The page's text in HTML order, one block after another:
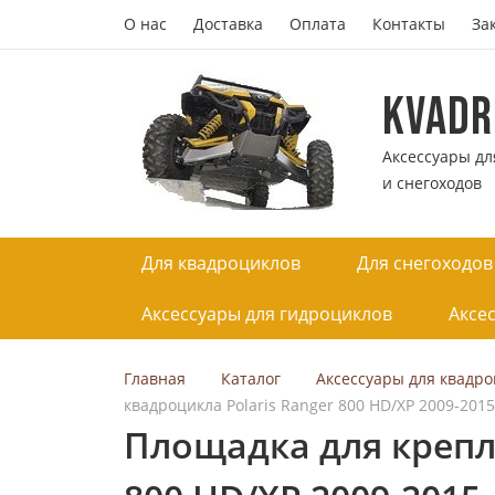
О нас Доставка Оплата Контакты
Аксессуары
и снегоходов
Для квадроциклов Для снегоходов
Аксессуары для гидроциклов
Главная Каталог Аксессуары для
квадроцикла Polaris Ranger 800 HD/XP 2009-2015
Площадка для